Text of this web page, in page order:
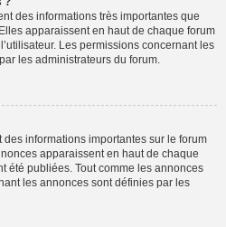
des informations très importantes que
apparaissent en haut de chaque forum
Les permissions concernant les
les administrateurs du forum.
informations importantes sur le forum
apparaissent en haut de chaque
été publiées. Tout comme les annonces
les annonces sont définies par les